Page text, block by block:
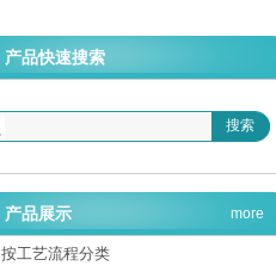
产品快速搜索
搜索
产品展示
按工艺流程分类
more